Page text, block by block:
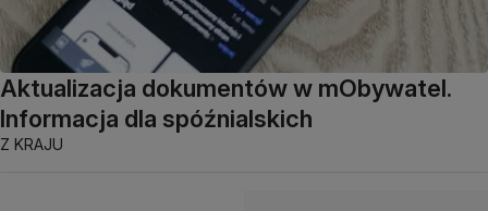
Aktualizacja dokumentów w mObywatel.
Informacja dla spóźnialskich
Z KRAJU